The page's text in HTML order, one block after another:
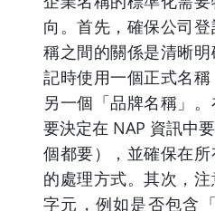
向。首先，確保公司
稱之間的關係是清晰
記時使用一個正式名
另一個「品牌名稱」
要決定在 NAP 資訊中
個都要），並確保在
的處理方式。其次，
字元，例如是否包含